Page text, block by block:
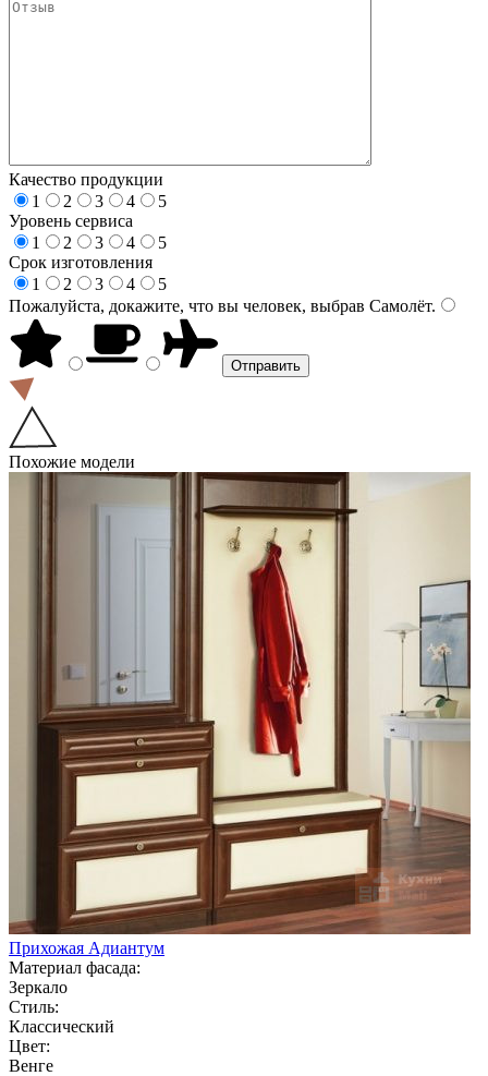
Качество продукции
1
2 3 4
5
Уровень сервиса
1
2 3 4
5
Срок изготовления
1
2 3 4
5
Пожалуйста, докажите, что вы человек, выбрав Самолёт.
Похожие модели
Прихожая Адиантум
Материал фасада:
Зеркало
Стиль:
Классический
Цвет:
Венге